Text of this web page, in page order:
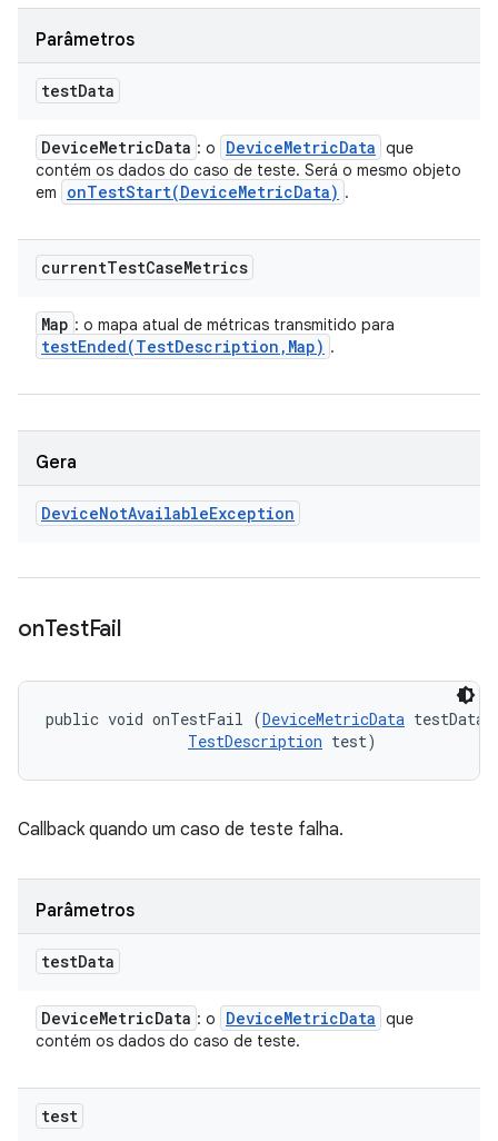
Parâmetros
testData
DeviceMetricData : o DeviceMetricData que
contém os dados do caso de teste. Será o mesmo objeto
em
onTestStart(DeviceMetricData) .
currentTestCaseMetrics
Map : o mapa atual de métricas transmitido para
testEnded(TestDescription , Map) .
Gera
DeviceNotAvailableException
onTestFail
public void onTestFail (DeviceMetricData
TestDescription test)
Callback quando um caso de teste falha.
Parâmetros
testData
DeviceMetricData : o DeviceMetricData que
contém os dados do caso de teste.
test